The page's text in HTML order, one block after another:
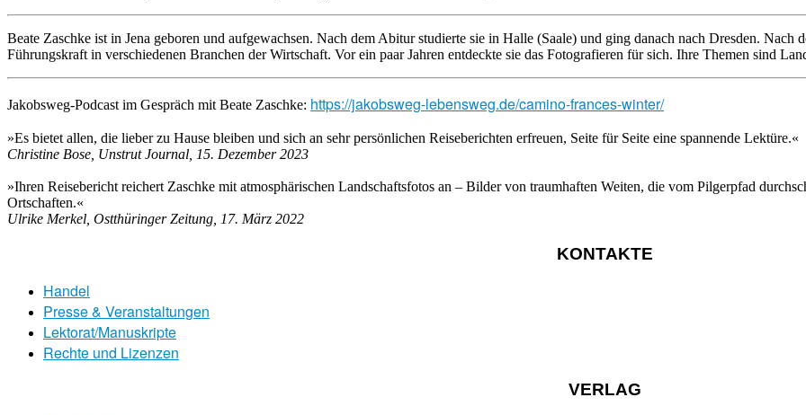
Beate Zaschke ist in Jena geboren und aufgewachsen. Nach dem Abitur studierte sie in Halle (Saale) und ging danach nach Dresden. Nach
Führungskraft in verschiedenen Branchen der Wirtschaft. Vor ein paar Jahren entdeckte sie das Fotografieren für sich. Ihre Themen sind
Jakobsweg-Podcast im Gespräch mit Beate Zaschke: https://jakobsweg-lebensweg.de/camino-frances-winter/
»Es bietet allen, die lieber zu Hause bleiben und sich an sehr persönlichen Reiseberichten erfreuen, Seite für Seite eine spannende Lektüre.«
Christine Bose, Unstrut Journal, 15. Dezember 2023
»Ihren Reisebericht reichert Zaschke mit atmosphärischen Landschaftsfotos an – Bilder von traumhaften Weiten, die vom Pilgerpfad
Ortschaften.«
Ulrike Merkel, Ostthüringer Zeitung, 17. März 2022
KONTAKTE
Handel
Presse & Veranstaltungen
Lektorat/Manuskripte
Rechte und Lizenzen
VERLAG